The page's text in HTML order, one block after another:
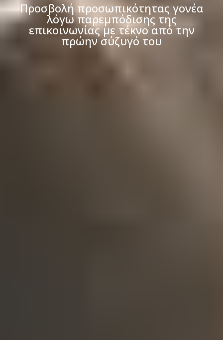
Προσβολή προσωπικότητας γονέα
λόγω παρεμπόδισης της
επικοινωνίας με τέκνο από την
πρώην σύζυγό του